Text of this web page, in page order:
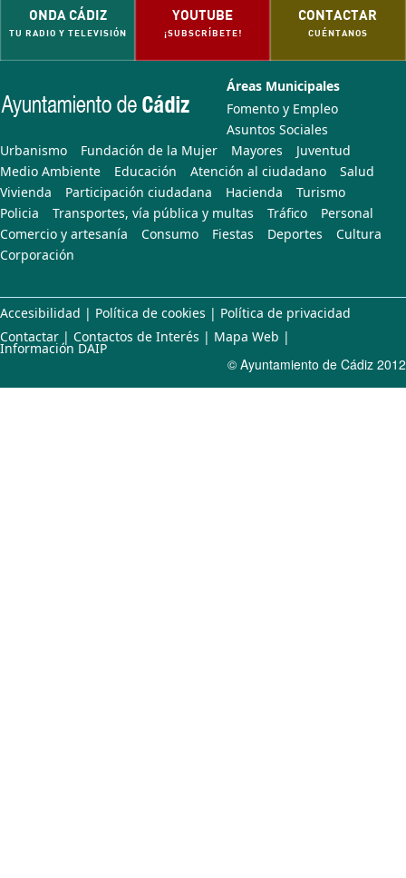
ONDA CÁDIZ
TU RADIO Y TELEVISIÓN
YOUTUBE
¡SUBSCRÍBETE!
CONTACTAR
CUÉNTANOS
Áreas Municipales
Fomento y Empleo
Asuntos Sociales
Urbanismo
Fundación de la Mujer Mayores
Juventud
Medio Ambiente
Educación Atención al ciudadano
Salud
Vivienda
Participación ciudadana Hacienda
Turismo
Policia
Transportes, vía pública y multas Tráfico
Personal
Comercio y artesanía
Consumo Fiestas Deportes
Cultura
Corporación
Accesibilidad | Política de cookies | Política de privacidad
Contactar | Contactos de Interés | Mapa Web |
Información DAIP
© Ayuntamiento de Cádiz 2012